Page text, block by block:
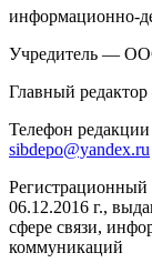
информационно-
Учредитель —
Главный
Телефон
sibdepo@yandex.ru
06.12.2016 г.,
сфере связи,
коммуникаций